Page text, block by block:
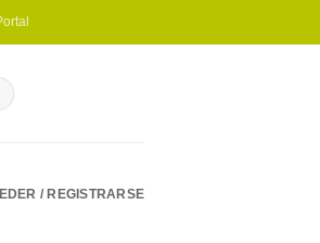
/ REGISTRARSE